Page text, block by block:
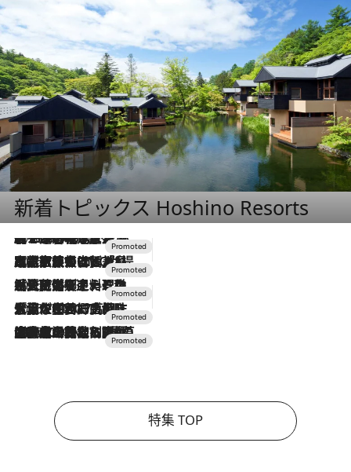
新着トピックス Hoshino Resorts
2026.8.7
【トンボの足水浴】ヒノキの香りに包まれて涼感マックス！約13℃の湧水かけ流しを避暑地「星野温泉 トンボの湯」で体験
2026.7.31
【ホテル帰省】という選択肢をOMOが提案。家族とほどよい距離を保つには「昼は実家、夜は気兼ねなくホテルで！」
2026.7.24
【夏限定ディナーコース】旬を迎える稚鮎や花ズッキーニなどをイタリア・トスカーナの郷土料理の手法で満喫！
2026.7.17
「土佐和ハーブかき氷」がOMO7高知に登場！生姜、山椒、大葉など目にも舌にも涼を呼ぶ郷土の味
2026.7.10
NEW OPEN！【界 草津】名湯の地に誕生。趣の異なる2種の温泉と上州ならではの会席・蕎麦割烹など美食を味わう究極の癒やし旅
特集 TOP